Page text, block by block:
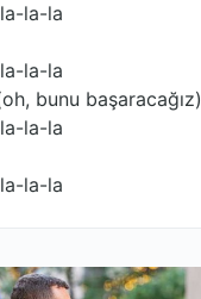
la-la
la-la
bunu başaracağız)
la-la
la-la